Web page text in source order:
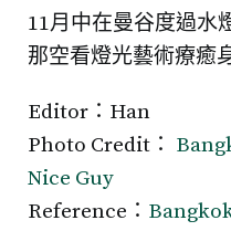
11月中在曼谷度過水
那空看燈光藝術療癒
Editor：Han
Photo Credit：
Nice Guy
Reference：